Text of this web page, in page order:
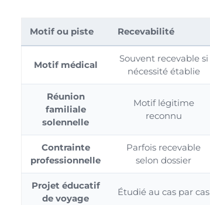
Motif ou piste Recevabilité
Motif médical
Souvent recevable si
nécessité établie
Réunion
familiale
solennelle
Motif légitime
reconnu
Contrainte
professionnelle
Parfois recevable
selon dossier
Projet éducatif
de voyage
Étudié au cas par cas